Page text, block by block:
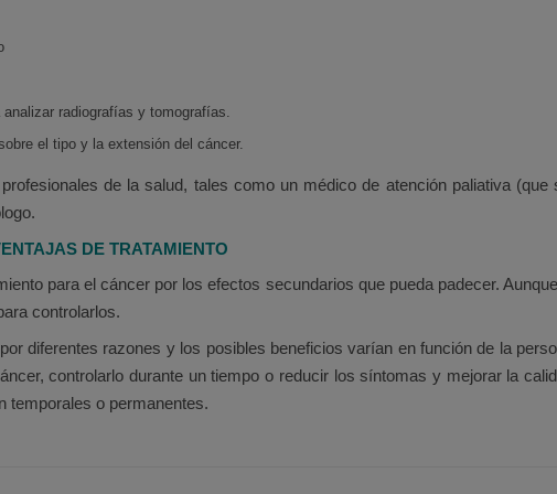
radiografías y tomografías.
el tipo y la extensión del cáncer.
de la salud, tales como un médico de atención paliativa
DE TRATAMIENTO
para el cáncer por los efectos secundarios que pueda padecer.
controlarlos.
diferentes razones y los posibles beneficios varían en función de la
controlarlo durante un tiempo o reducir los síntomas y mejorar la
temporales o permanentes.